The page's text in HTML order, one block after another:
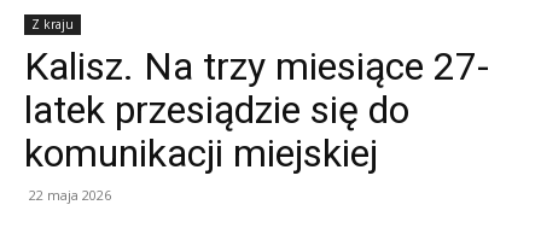
Z kraju
Kalisz. Na trzy miesiące 27-
latek przesiądzie się do
komunikacji miejskiej
22 maja 2026